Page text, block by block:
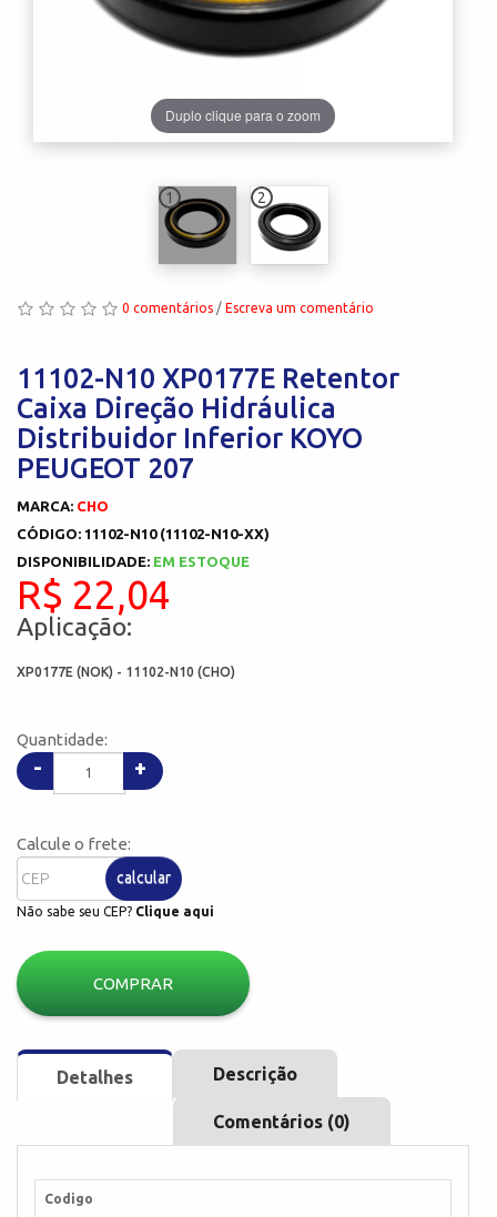
1 2
Duplo clique para o zoom
0 comentários / Escreva um comentário
11102-N10 XP0177E Retentor
Caixa Direção Hidráulica
Distribuidor Inferior KOYO
PEUGEOT 207
MARCA: CHO
CÓDIGO: 11102-N10 (11102-N10-XX)
DISPONIBILIDADE: EM ESTOQUE
R$ 22,04
Aplicação:
XP0177E (NOK) - 11102-N10 (CHO)
Quantidade:
- +
Calcule o frete:
calcular
Não sabe seu CEP? Clique aqui
COMPRAR
Detalhes Descrição
Comentários (0)
Codigo